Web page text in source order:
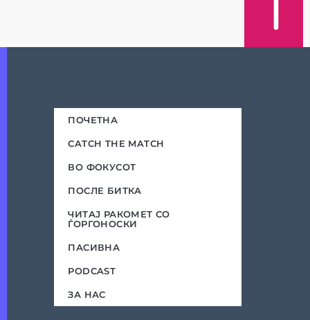
ПОЧЕТНА
CATCH THE MATCH
ВО ФОКУСОТ
ПОСЛЕ БИТКА
ЧИТАЈ РАКОМЕТ СО
ЃОРГОНОСКИ
ПАСИВНА
PODCAST
ЗА НАС